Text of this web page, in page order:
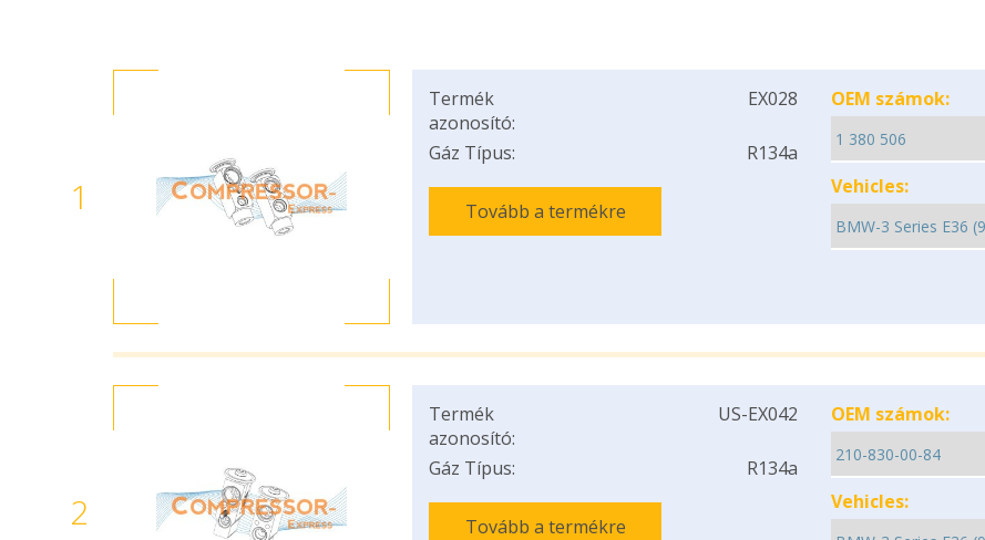
1
Termék
azonosító:
EX028
Gáz Típus: R134a
Tovább a termékre
OEM számok:
Vehicles:
2
Termék
azonosító:
US-EX042
Gáz Típus: R134a
Tovább a termékre
OEM számok:
Vehicles: